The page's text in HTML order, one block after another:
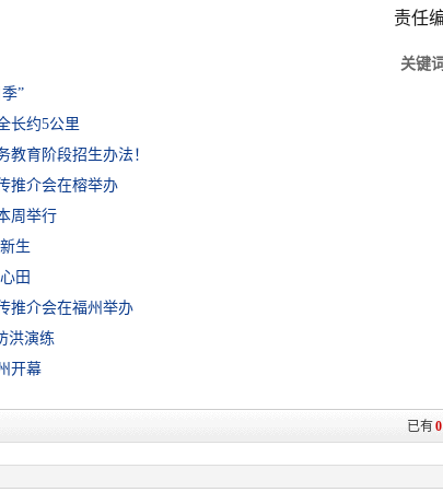
责任
关键词
”
长约5公里
教育阶段招生办法！
推介会在榕举办
周举行
生
田
推介会在福州举办
洪演练
开幕
已有0